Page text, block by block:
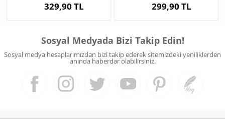
329,90 TL 299,90 TL
Sosyal Medyada Bizi Takip Edin!
Sosyal medya hesaplarımızdan bizi takip ederek sitemizdeki yeniliklerden
anında haberdar olabilirsiniz.